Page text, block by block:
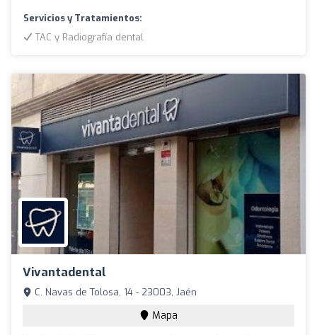
Servicios y Tratamientos:
TAC y Radiografía dental
Vivantadental
C. Navas de Tolosa, 14 - 23003, Jaén
Mapa